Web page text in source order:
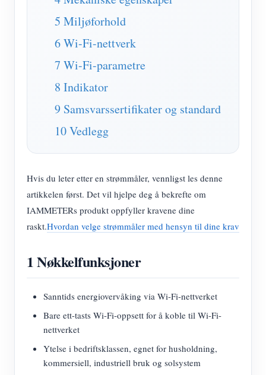
IAMMETER Simulator
Virtuell måler
System for energiprognoser og -simulering
applikasjoner
Fabrikkenergiovervåking
butikk
Ressurser
Opplæringsvideo
FAQ
Blogger
Samfunnet
Utvikler
Utforske
Belønningsprogram
Ta kontakt med
Om oss
5 Miljøforhold
6 Wi-Fi-nettverk
7 Wi-Fi-parametre
8 Indikator
9 Samsvarssertifikater og standard
10 Vedlegg
Hvis du leter etter en strømmåler, vennligst les denne
artikkelen først. Det vil hjelpe deg å bekrefte om
IAMMETERs produkt oppfyller kravene dine
raskt.Hvordan velge strømmåler med hensyn til dine krav
1 Nøkkelfunksjoner
Sanntids energiovervåking via Wi-Fi-nettverket
Bare ett-tasts Wi-Fi-oppsett for å koble til Wi-Fi-
nettverket
Ytelse i bedriftsklassen, egnet for husholdning,
kommersiell, industriell bruk og solsystem